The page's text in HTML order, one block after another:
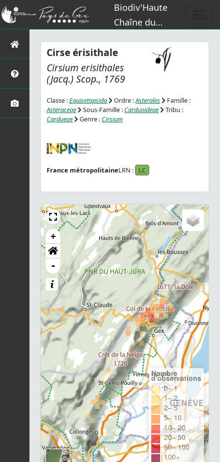
Biodiv'Haute
Chaîne du
Cirse érisithale
Cirsium erisithales
(Jacq.) Scop., 1769
Classe :Equisetopsida Ordre :Asterales
Famille :
Asteraceae
Sous-Famille : Carduoideae
Tribu :
Cardueae
Genre : Cirsium
France métropolitaineLRN : LC
+
-
Nombre
d'observations
0– 1
1– 2
2– 5
5– 10
10– 20
20– 50
50– 100
100+